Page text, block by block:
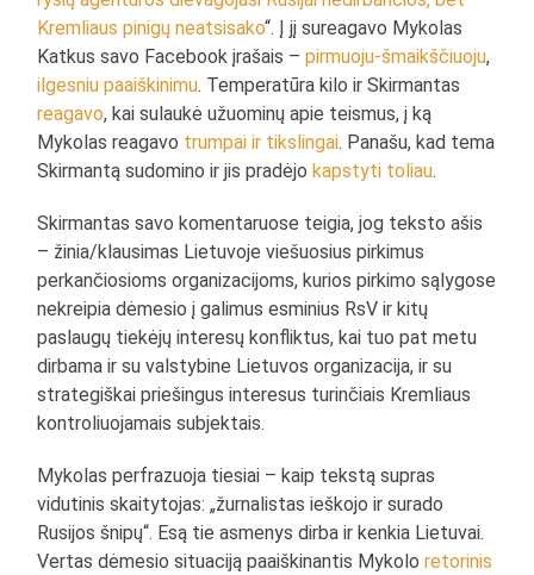
Kremliaus pinigų neatsisako“. Į jį sureagavo Mykolas
Katkus savo Facebook įrašais –pirmuoju-šmaikščiuoju,
ilgesniu paaiškinimu. Temperatūra kilo ir Skirmantas
reagavo, kai sulaukė užuominų apie teismus, į ką
Mykolas reagavo trumpai ir tikslingai. Panašu, kad tema
Skirmantą sudomino ir jis pradėjokapstyti toliau.
Skirmantas savo komentaruose teigia, jog teksto ašis
– žinia/klausimas Lietuvoje viešuosius pirkimus
perkančiosioms organizacijoms, kurios pirkimo sąlygose
nekreipia dėmesio į galimus esminius RsV ir kitų
paslaugų tiekėjų interesų konfliktus, kai tuo pat metu
dirbama ir su valstybine Lietuvos organizacija, ir su
strategiškai priešingus interesus turinčiais Kremliaus
kontroliuojamais subjektais.
Mykolas perfrazuoja tiesiai – kaip tekstą supras
vidutinis skaitytojas: „žurnalistas ieškojo ir surado
Rusijos šnipų“. Esą tie asmenys dirba ir kenkia Lietuvai.
Vertas dėmesio situaciją paaiškinantis Mykoloretorinis